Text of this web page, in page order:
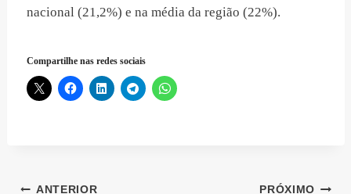
nacional (21,2%) e na média da região (22%).
Compartilhe nas redes sociais
ANTERIOR PRÓXIMO